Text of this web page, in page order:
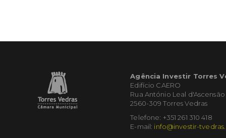
Agência Investir Torres
Edifício CAERO
Rua António Leal d'Ascensão
2560-309 Torres Vedras
Telefone: +351 261 310 418
E-mail: info@investir-